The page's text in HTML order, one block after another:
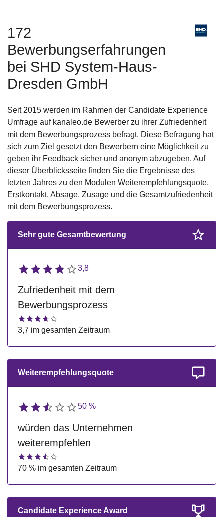
172
Bewerbungserfahrungen
bei SHD System-Haus-
Dresden GmbH
Seit 2015 werden im Rahmen der Candidate Experience
Umfrage auf kanaleo.de Bewerber zu ihrer Zufriedenheit
mit dem Bewerbungsprozess befragt. Diese Befragung hat
sich zum Ziel gesetzt den Bewerbern eine Möglichkeit zu
geben ihr Feedback sicher und anonym abzugeben. Auf
dieser Überblicksseite finden Sie die Ergebnisse des
letzten Jahres zu den Modulen Weiterempfehlungsquote,
Erstkontakt, Absage, Zusage und die Gesamtzufriedenheit
mit dem Bewerbungsprozess.
Sehr gute Gesamtbewertung
3,8
Zufriedenheit mit dem
Bewerbungsprozess
3,7 im gesamten Zeitraum
Weiterempfehlungsquote
50 %
würden das Unternehmen
weiterempfehlen
70 % im gesamten Zeitraum
Candidate Experience Award